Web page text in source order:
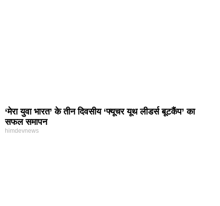
‘मेरा युवा भारत’ के तीन दिवसीय ‘फ्यूचर यूथ लीडर्स बूटकैंप’ का
सफल समापन
himdevnews